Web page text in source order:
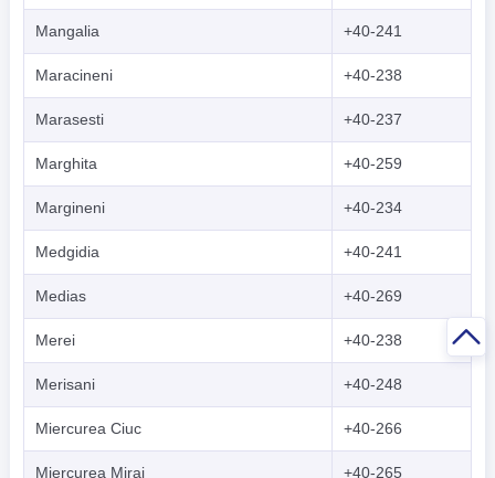
Mangalia +40-241
Maracineni +40-238
Marasesti +40-237
Marghita +40-259
Margineni +40-234
Medgidia +40-241
Medias +40-269
Merei +40-238
Merisani +40-248
Miercurea Ciuc +40-266
Miercurea Miraj +40-265